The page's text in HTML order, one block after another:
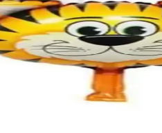
tercih edilir.
nişan gibi özel etkinlikler için ideal